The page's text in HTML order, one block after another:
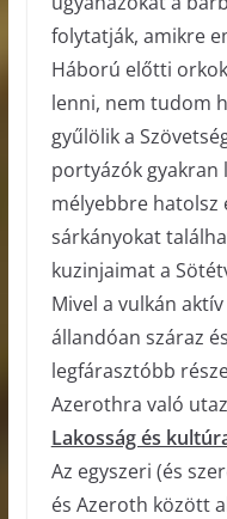
folytatják, amikre
Háború előtti
lenni, nem tudom
gyűlölik a
portyázók gyakran
mélyebbre hatolsz
sárkányokat
kuzinjaimat a
Mivel a vulkán
állandóan száraz
legfárasztóbb
Azerothra való
Lakosság és
Az egyszeri (és
és Azeroth között